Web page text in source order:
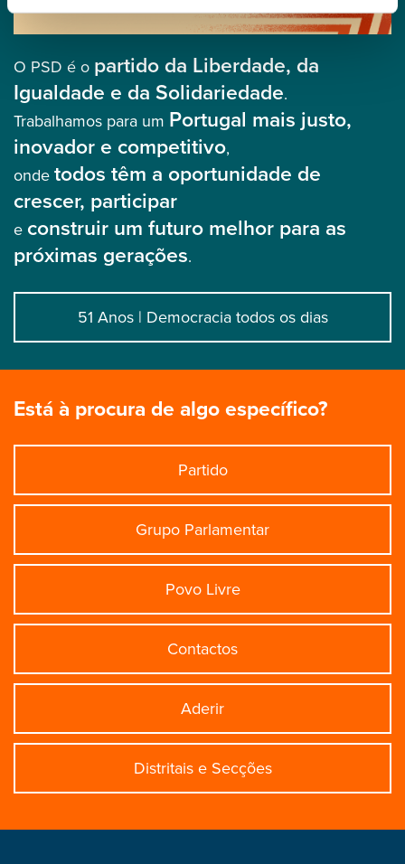
O PSD é o partido da Liberdade, da
Igualdade e da Solidariedade.
Trabalhamos para um Portugal mais justo,
inovador e competitivo,
onde todos têm a oportunidade de
crescer, participar
e construir um futuro melhor para as
próximas gerações.
51 Anos | Democracia todos os dias
Está à procura de algo específico?
Partido
Grupo Parlamentar
Povo Livre
Contactos
Aderir
Distritais e Secções